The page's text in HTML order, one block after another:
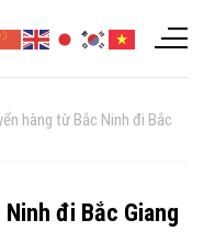
hàng từ Bắc Ninh đi Bắc
đi Bắc Giang